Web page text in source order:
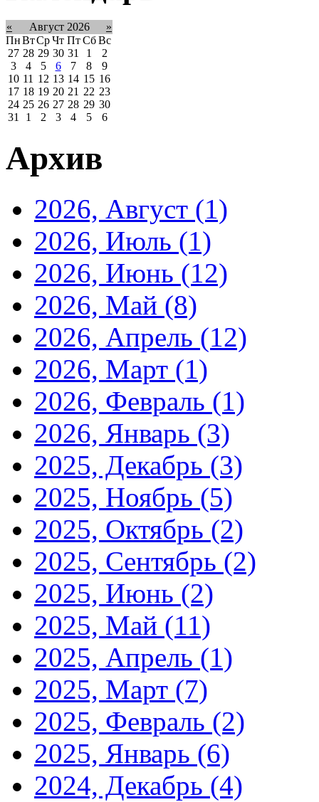
« Август 2026
»
ПнВтСрЧт Пт Сб Вс
27 28 29 30 31 1
2
3
4 5 6 7 8
9
10 11 12 13 14 15 16
17 18 19 20 21 22 23
24 25 26 27 28 29 30
31
1 2 3 4 5 6
Архив
2026, Август (1)
2026, Июль (1)
2026, Июнь (12)
2026, Май (8)
2026, Апрель (12)
2026, Март (1)
2026, Февраль (1)
2026, Январь (3)
2025, Декабрь (3)
2025, Ноябрь (5)
2025, Октябрь (2)
2025, Сентябрь (2)
2025, Июнь (2)
2025, Май (11)
2025, Апрель (1)
2025, Март (7)
2025, Февраль (2)
2025, Январь (6)
2024, Декабрь (4)